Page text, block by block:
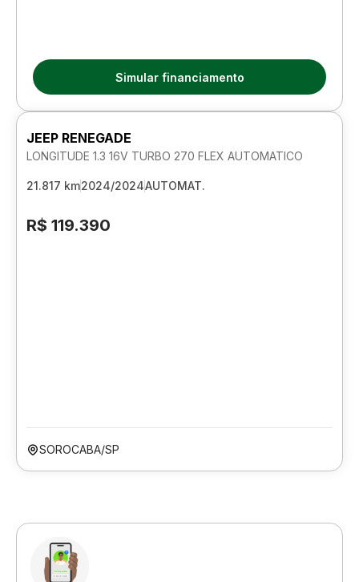
Simular financiamento
JEEP RENEGADE
LONGITUDE 1.3 16V TURBO 270 FLEX AUTOMATICO
21.817 km2024/2024AUTOMAT.
R$ 119.390
SOROCABA/SP